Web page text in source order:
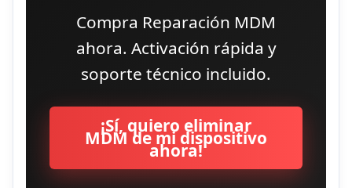
Compra Reparación MDM
ahora. Activación rápida y
soporte técnico incluido.
¡Sí, quiero eliminar
MDM de mi dispositivo
ahora!